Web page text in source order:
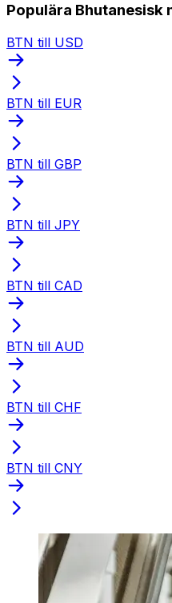
Populära Bhutanesisk
BTN till USD
BTN till EUR
BTN till GBP
BTN till JPY
BTN till CAD
BTN till AUD
BTN till CHF
BTN till CNY